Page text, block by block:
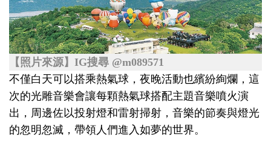
【照片來源】IG搜尋 @m089571
不僅白天可以搭乘熱氣球，夜晚活動也繽紛絢爛，這
次的光雕音樂會讓每顆熱氣球搭配主題音樂噴火演
出，周邊佐以投射燈和雷射掃射，音樂的節奏與燈光
的忽明忽滅，帶領人們進入如夢的世界。